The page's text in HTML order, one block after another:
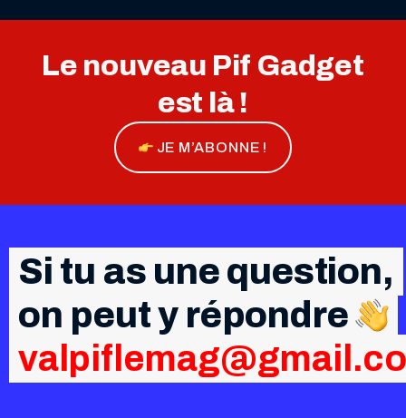
Réduire l'apport d'électricité d'un immeuble
Le nouveau Pif Gadget
est là !
JE M’ABONNE !
Si tu as une question,
on peut y répondre